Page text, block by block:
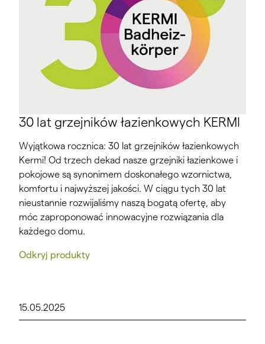
30 lat grzejników łazienkowych KERMI
Wyjątkowa rocznica: 30 lat grzejników łazienkowych
Kermi! Od trzech dekad nasze grzejniki łazienkowe i
pokojowe są synonimem doskonałego wzornictwa,
komfortu i najwyższej jakości. W ciągu tych 30 lat
nieustannie rozwijaliśmy naszą bogatą ofertę, aby
móc zaproponować innowacyjne rozwiązania dla
każdego domu.
Odkryj produkty
15.05.2025